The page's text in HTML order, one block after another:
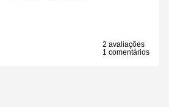
2 avaliações
1 comentários